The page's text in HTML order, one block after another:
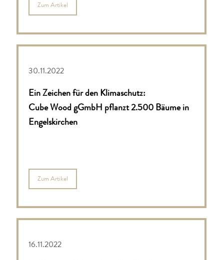
Zum Artikel
30.11.2022
Ein Zeichen für den Klimaschutz:
Cube Wood gGmbH pflanzt 2.500 Bäume in
Engelskirchen
Zum Artikel
16.11.2022